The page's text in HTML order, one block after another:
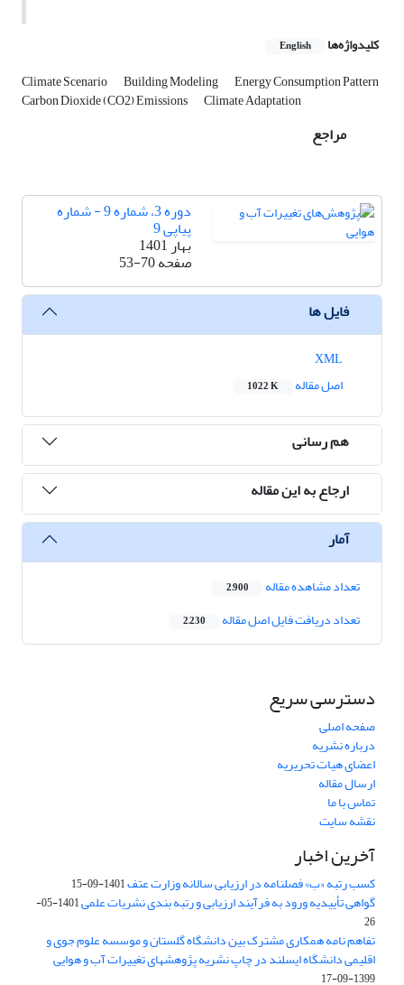
کلیدواژه‌ها English
Climate Scenario Building Modeling Energy Consumption Pattern
Carbon Dioxide (CO2) Emissions Climate Adaptation
مراجع
دوره 3، شماره 9 - شماره
پیاپی 9
بهار 1401
صفحه53-70
فایل ها
اصل مقاله
1022 K
هم رسانی
ارجاع به این مقاله
آمار
تعداد مشاهده مقاله 2,900
تعداد دریافت فایل اصل مقاله 2,230
دسترسی سریع
صفحه اصلی
درباره نشریه
اعضای هیات تحریریه
ارسال مقاله
تماس با ما
نقشه سایت
آخرین اخبار
کسب رتبه «ب» فصلنامه در ارزیابی سالانه وزارت عتف1401-09-15
گواهی تأییدیه ورود به فرآیند ارزیابی و رتبه بندی نشریات علمی
1401-05-
26
تفاهم نامه همکاری مشترک بین دانشگاه گلستان و موسسه علوم جوی و
اقلیمی دانشگاه ایسلند در چاپ نشریه پژوهشهای تغییرات آب و هوایی
1399-09-17